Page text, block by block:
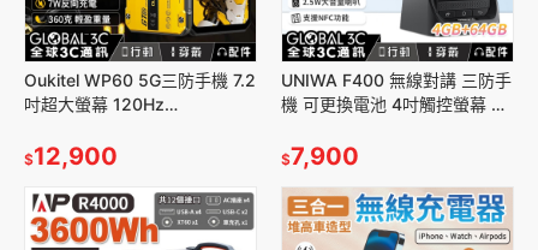
Oukitel WP60 5G三防手機 7.2
吋超大螢幕 120Hz
距 安卓15
$12,900
UNIWA F400 無線對講 三防手
機 可更換電池 4吋觸控螢幕 對
防水 防塵
$7,900